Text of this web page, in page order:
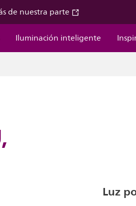
de nuestra parte
Iluminación inteligente
Luz